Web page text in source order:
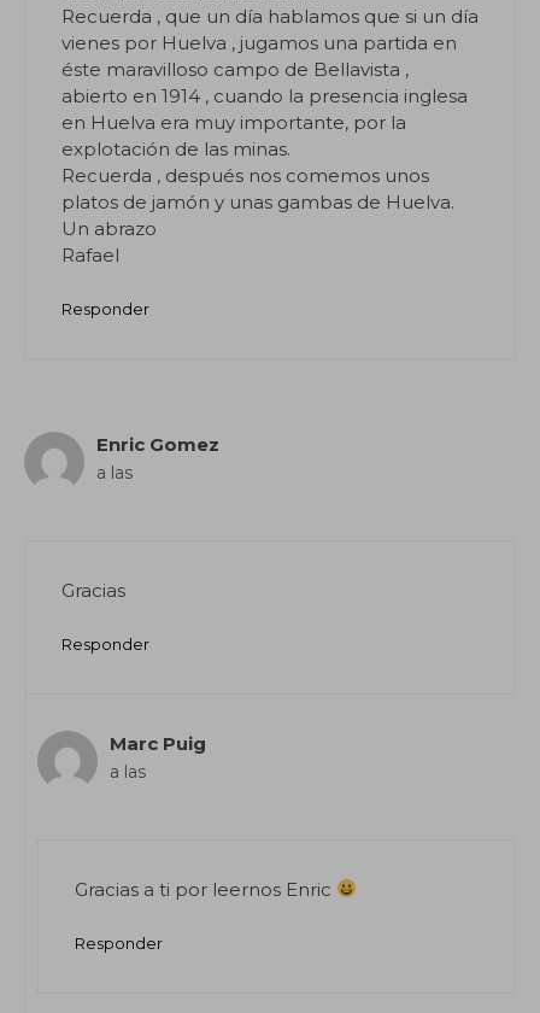
Recuerda , que un día hablamos que si un día
vienes por Huelva , jugamos una partida en
éste maravilloso campo de Bellavista ,
abierto en 1914 , cuando la presencia inglesa
en Huelva era muy importante, por la
explotación de las minas.
Recuerda , después nos comemos unos
platos de jamón y unas gambas de Huelva.
Un abrazo
Rafael
Responder
Enric Gomez
a las
Gracias
Responder
Marc Puig
a las
Gracias a ti por leernos Enric
Responder